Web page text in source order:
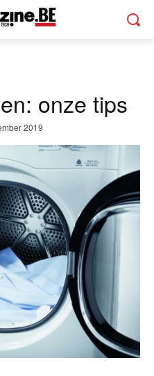
onze tips
2019